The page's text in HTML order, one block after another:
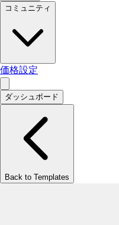
コミュニティ
価格設定
ダッシュボード
Back to Templates